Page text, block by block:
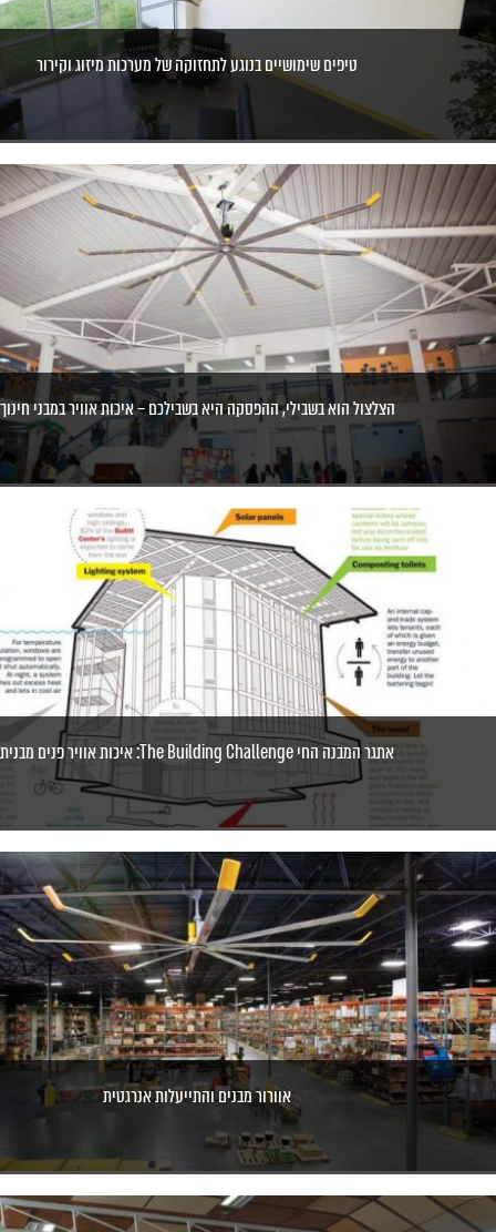
טיפים שימושיים בנוגע לתחזוקה של מערכות מיזוג וקירור
הצלצול הוא בשבילי, ההפסקה היא בשבילכם – איכות אוויר במבני חינוך
אתגר המבנה החי The Building Challenge: איכות אוויר פנים מבנית
אוורור מבנים והתייעלות אנרגטית